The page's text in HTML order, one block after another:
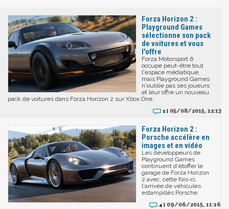
Forza Horizon 2 :
Playground Games
sélectionne son pack
de voitures et vous
l'offre
Forza Motorsport 6
occupe peut-être tout
l'espace médiatique,
mais Playground Games
n'oublie pas ses joueurs
et leur offre un nouveau
pack de voitures dans Forza Horizon 2 sur Xbox One.
1 | 05/08/2015, 12:13
Forza Horizon 2 :
Porsche accélère en
images et en vidéo
Les développeurs de
Playground Games
continuent d'étoffer le
garage de Forza Horizon
2 avec, cette fois-ci,
l'arrivée de véhicules
estampillés Porsche.
4 | 09/06/2015, 11:16